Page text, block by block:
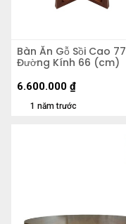
Bàn Ăn Gỗ Sồi Cao 77
Đường Kính 66 (cm)
1 năm trước
6.600.000 ₫